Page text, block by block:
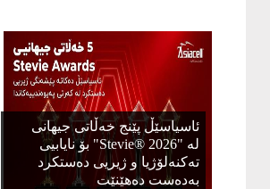
ئاسیاسێڵ پێنج خەڵاتی جیهانی
لە "Stevie® 2026" بۆ نایابیی
تەکنەلۆژیا و ژیریی دەستکرد
بەدەست دەهێنێت